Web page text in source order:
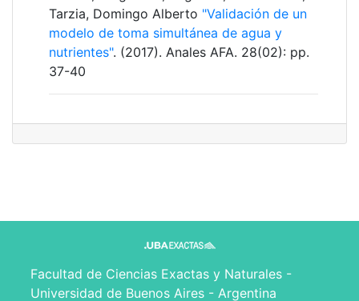
Tarzia, Domingo Alberto "Validación de un
modelo de toma simultánea de agua y
nutrientes". (2017). Anales AFA. 28(02): pp.
37-40
Facultad de Ciencias Exactas y Naturales -
Universidad de Buenos Aires - Argentina